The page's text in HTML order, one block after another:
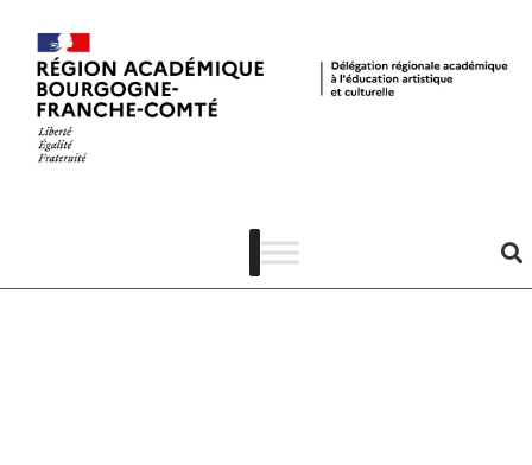
Musée Niépce
Programmation